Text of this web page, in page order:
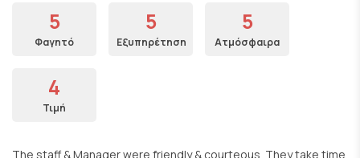
5
Φαγητό
5
Εξυπηρέτηση
5
Ατμόσφαιρα
4
Τιμή
The staff & Manager were friendly & courteous. They take time